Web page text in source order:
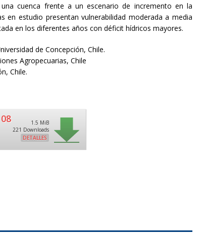
cuenca frente a un escenario de incremento en la
en estudio presentan vulnerabilidad moderada a media
en los diferentes años con déficit hídricos mayores.
de Concepción, Chile.
Agropecuarias, Chile
Chile.
1.5 MiB
221 Downloads
DETALLES